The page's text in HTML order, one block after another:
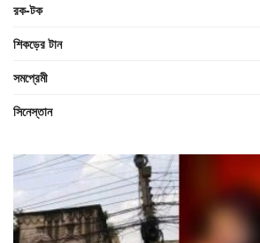
রক-টক
শিকড়ের টান
সমপ্রেমী
সিনেস্তান